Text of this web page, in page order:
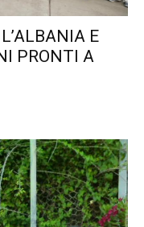
E
PRONTI A